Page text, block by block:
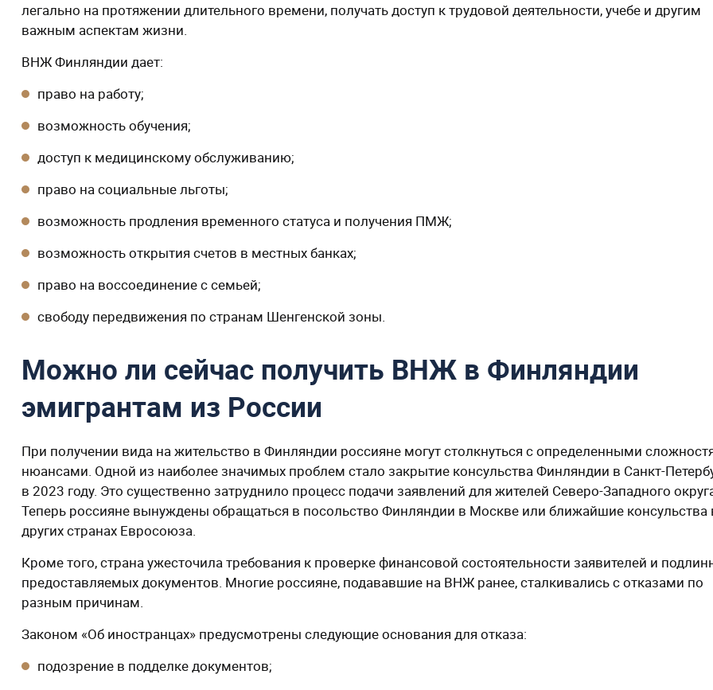
легально на протяжении длительного времени, получать доступ к трудовой деятельности, учебе и другим
важным аспектам жизни.
ВНЖ Финляндии дает:
право на работу;
возможность обучения;
доступ к медицинскому обслуживанию;
право на социальные льготы;
возможность продления временного статуса и получения ПМЖ;
возможность открытия счетов в местных банках;
право на воссоединение с семьей;
свободу передвижения по странам Шенгенской зоны.
Можно ли сейчас получить ВНЖ в Финляндии
эмигрантам из России
При получении вида на жительство в Финляндии россияне могут столкнуться с определенными
нюансами. Одной из наиболее значимых проблем стало закрытие консульства Финляндии в Санкт-
в 2023 году. Это существенно затруднило процесс подачи заявлений для жителей Северо-Западного
Теперь россияне вынуждены обращаться в посольство Финляндии в Москве или ближайшие консульства
других странах Евросоюза.
Кроме того, страна ужесточила требования к проверке финансовой состоятельности заявителей и
предоставляемых документов. Многие россияне, подававшие на ВНЖ ранее, сталкивались с отказами по
разным причинам.
Законом «Об иностранцах» предусмотрены следующие основания для отказа:
подозрение в подделке документов;